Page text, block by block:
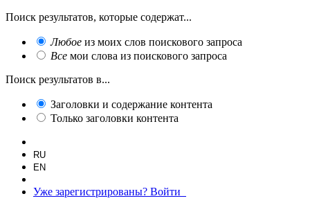
Поиск результатов, которые содержат...
Любое из моих слов поискового запроса
Все мои слова из поискового запроса
Поиск результатов в...
Заголовки и содержание контента
Только заголовки контента
RU
EN
Уже зарегистрированы? Войти